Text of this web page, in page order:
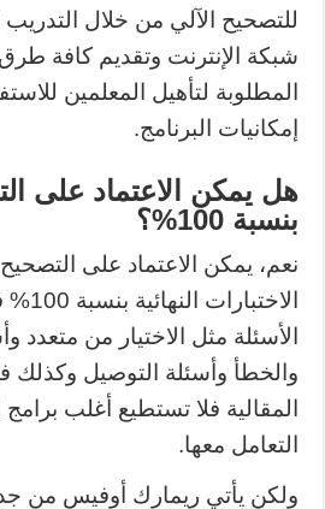
للتصحيح الآلي من خلال
شبكة الإنترنت وتقديم كافة
المطلوبة لتأهيل المعلمين
إمكانيات البرنامج.
هل يمكن الاعتماد على
بنسبة 100%؟
نعم، يمكن الاعتماد على
الأسئلة مثل الاختيار من متعدد
والخطأ وأسئلة التوصيل وكذلك
المقالية فلا تستطيع أغلب برامج
التعامل معها.
ولكن يأتي ريمارك أوفيس من